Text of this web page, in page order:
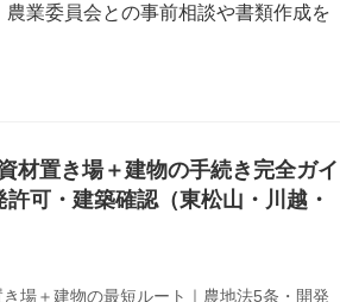
業委員会との事前相談や書類作成を
材置き場＋建物の手続き完全ガイ
許可・建築確認（東松山・川越・
き場＋建物の最短ルート｜農地法5条・開発